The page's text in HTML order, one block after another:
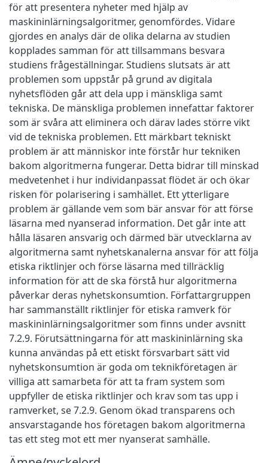
för att presentera nyheter med hjälp av
maskininlärningsalgoritmer, genomfördes. Vidare
gjordes en analys där de olika delarna av studien
kopplades samman för att tillsammans besvara
studiens frågeställningar. Studiens slutsats är att
problemen som uppstår på grund av digitala
nyhetsflöden går att dela upp i mänskliga samt
tekniska. De mänskliga problemen innefattar faktorer
som är svåra att eliminera och därav lades större vikt
vid de tekniska problemen. Ett märkbart tekniskt
problem är att människor inte förstår hur tekniken
bakom algoritmerna fungerar. Detta bidrar till minskad
medvetenhet i hur individanpassat flödet är och ökar
risken för polarisering i samhället. Ett ytterligare
problem är gällande vem som bär ansvar för att förse
läsarna med nyanserad information. Det går inte att
hålla läsaren ansvarig och därmed bär utvecklarna av
algoritmerna samt nyhetskanalerna ansvar för att följa
etiska riktlinjer och förse läsarna med tillräcklig
information för att de ska förstå hur algoritmerna
påverkar deras nyhetskonsumtion. Författargruppen
har sammanställt riktlinjer för etiska ramverk för
maskininlärningsalgoritmer som finns under avsnitt
7.2.9. Förutsättningarna för att maskininlärning ska
kunna användas på ett etiskt försvarbart sätt vid
nyhetskonsumtion är goda om teknikföretagen är
villiga att samarbeta för att ta fram system som
uppfyller de etiska riktlinjer och krav som tas upp i
ramverket, se 7.2.9. Genom ökad transparens och
ansvarstagande hos företagen bakom algoritmerna
tas ett steg mot ett mer nyanserat samhälle.